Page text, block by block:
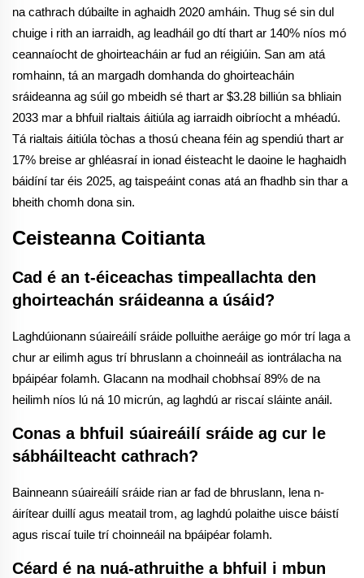
na cathrach dúbailte in aghaidh 2020 amháin. Thug sé sin dul
chuige i rith an iarraidh, ag leadháil go dtí thart ar 140% níos mó
ceannaíocht de ghoirteacháin ar fud an réigiúin. San am atá
romhainn, tá an margadh domhanda do ghoirteacháin
sráideanna ag súil go mbeidh sé thart ar $3.28 billiún sa bhliain
2033 mar a bhfuil rialtais áitiúla ag iarraidh oibríocht a mhéadú.
Tá rialtais áitiúla tòchas a thosú cheana féin ag spendiú thart ar
17% breise ar ghléasraí in ionad éisteacht le daoine le haghaidh
báidíní tar éis 2025, ag taispeáint conas atá an fhadhb sin thar a
bheith chomh dona sin.
Ceisteanna Coitianta
Cad é an t-éiceachas timpeallachta den
ghoirteachán sráideanna a úsáid?
Laghdúionann súaireáilí sráide polluithe aeráige go mór trí laga a
chur ar eilimh agus trí bhruslann a choinneáil as iontrálacha na
bpáipéar folamh. Glacann na modhail chobhsaí 89% de na
heilimh níos lú ná 10 micrún, ag laghdú ar riscaí sláinte anáil.
Conas a bhfuil súaireáilí sráide ag cur le
sábháilteacht cathrach?
Bainneann súaireáilí sráide rian ar fad de bhruslann, lena n-
áirítear duillí agus meatail trom, ag laghdú polaithe uisce báistí
agus riscaí tuile trí choinneáil na bpáipéar folamh.
Céard é na nuá-athruithe a bhfuil i mbun